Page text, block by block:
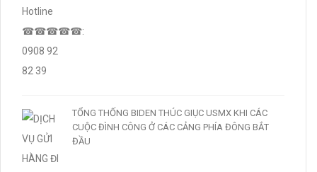
TỔNG THỐNG BIDEN THÚC GIỤC USMX KHI CÁC
CUỘC ĐÌNH CÔNG Ở CÁC CẢNG PHÍA ĐÔNG BẮT
ĐẦU